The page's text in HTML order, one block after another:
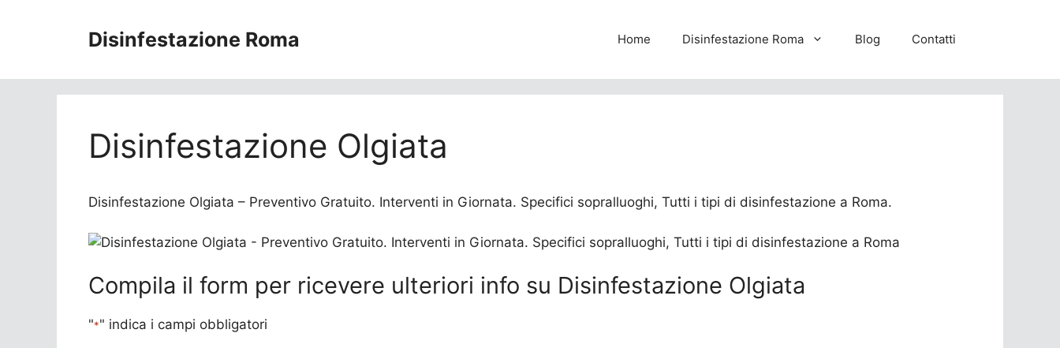
Disinfestazione Roma Home Disinfestazione Roma Blog Contatti
Disinfestazione Olgiata
Disinfestazione Olgiata – Preventivo Gratuito. Interventi in Giornata. Specifici sopralluoghi, Tutti i tipi di disinfestazione a Roma.
Compila il form per ricevere ulteriori info su Disinfestazione Olgiata
"*" indica i campi obbligatori